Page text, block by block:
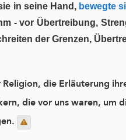
in seine Hand, bewegte
- vor Übertreibung,
der Grenzen,
die Erläuterung
die vor uns waren, um